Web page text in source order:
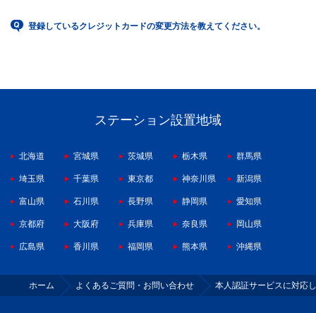
登録しているクレジットカードの変更方法を教えてください。
ステーション設置地域
北海道 宮城県 茨城県 栃木県 群馬県
埼玉県 千葉県 東京都 神奈川県 新潟県
富山県 石川県 長野県 静岡県 愛知県
京都府 大阪府 兵庫県 奈良県 岡山県
広島県 香川県 福岡県 熊本県 沖縄県
ホーム よくあるご質問・お問い合わせ 本人認証サービスに対応